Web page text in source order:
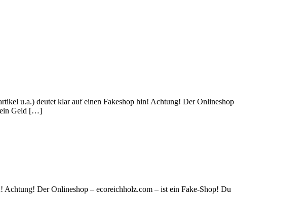
u.a.) deutet klar auf einen Fakeshop hin! Achtung! Der Onlineshop
Geld […]
Der Onlineshop – ecoreichholz.com – ist ein Fake-Shop! Du